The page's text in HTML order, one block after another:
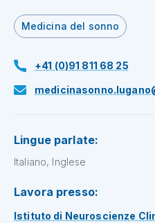
Medicina del sonno
+41 (0)91 811 68 25
Lingue parlate:
Italiano, Inglese
Lavora presso:
Istituto di Neuroscienze